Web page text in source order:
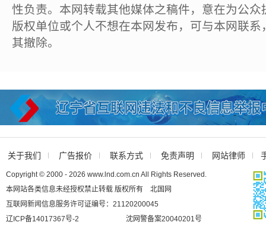
性负责。本网转载其他媒体之稿件，意在为公
版权单位或个人不想在本网发布，可与本网联
其撤除。
关于我们 广告报价 联系方式 免责声明 网站律师
Copyright © 2000 - 2026 www.lnd.com.cn All Rights Reserved.
本网站各类信息未经授权禁止转载 版权所有 北国网
互联网新闻信息服务许可证编号：21120200045
辽ICP备14017367号-2
沈网警备案20040201号